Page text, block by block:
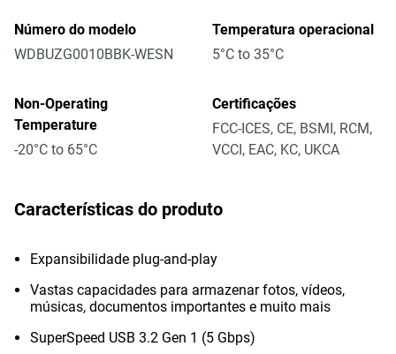
Número do modelo
WDBUZG0010BBK-WESN
Temperatura operacional
5°C to 35°C
Non-Operating
Temperature
-20°C to 65°C
Certificações
FCC-ICES, CE, BSMI, RCM,
VCCI, EAC, KC, UKCA
Características do produto
Expansibilidade plug-and-play
Vastas capacidades para armazenar fotos, vídeos,
músicas, documentos importantes e muito mais
SuperSpeed USB 3.2 Gen 1 (5 Gbps)